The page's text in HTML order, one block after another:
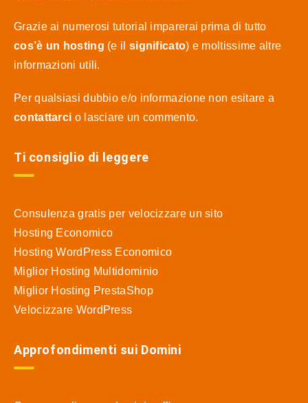
Grazie ai numerosi tutorial imparerai prima di tutto
cos’è un hosting (e il significato) e moltissime altre
informazioni utili.
Per qualsiasi dubbio e/o informazione non esitare a
contattarci o lasciare un commento.
Ti consiglio di leggere
Consulenza gratis per velocizzare un sito
Hosting Economico
Hosting WordPress Economico
Miglior Hosting Multidominio
Miglior Hosting PrestaShop
Velocizzare WordPress
Approfondimenti sui Domini